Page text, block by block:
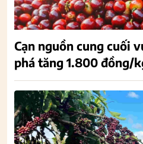
Cạn nguồn cung cuối
phá tăng 1.800 đồng/